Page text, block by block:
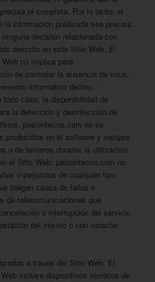
ni completa. Por lo tanto, el
la información publicada sea precisa
decisión relacionada con
descrito en este Sitio Web. El
no implica para
de controlar la ausencia de virus,
informático dañino.
todo caso, la disponibilidad de
la detección y desinfección de
pasiontecno.com no se
producidos en el software y equipos
o de terceros durante la utilización
el Sitio Web. pasiontecno.com no
o perjuicios de cualquier tipo
traigan causa de fallos o
de telecomunicaciones que
o interrupción del servicio
del mismo o con carácter
a través del Sitio Web: El
incluye dispositivos técnicos de